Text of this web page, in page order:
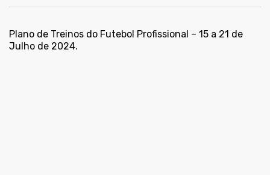
Plano de Treinos do Futebol Profissional – 15 a 21 de
Julho de 2024.